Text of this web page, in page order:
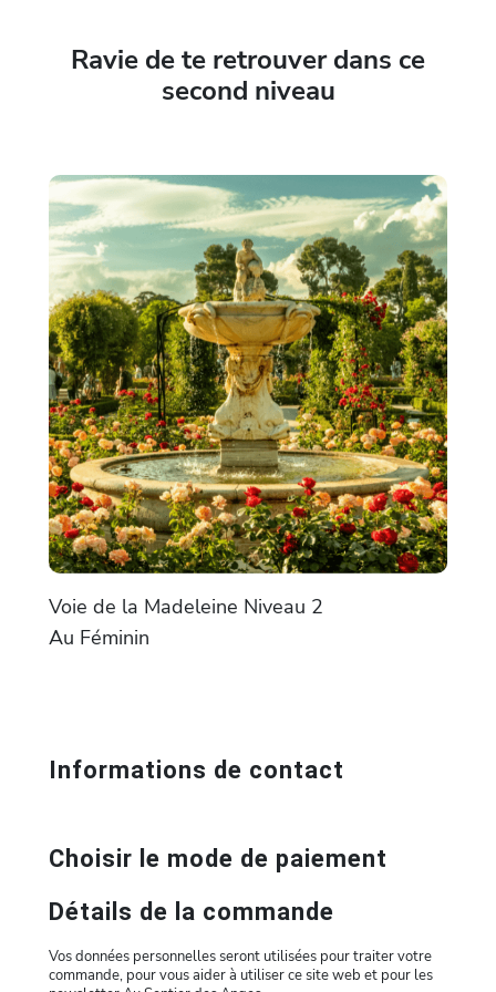
Ravie de te retrouver dans ce
second niveau
Voie de la Madeleine Niveau 2
Au Féminin
Informations de contact
Choisir le mode de paiement
Détails de la commande
Vos données personnelles seront utilisées pour traiter votre
commande, pour vous aider à utiliser ce site web et pour les